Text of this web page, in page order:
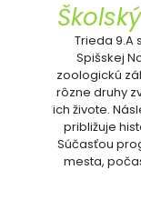
Trieda 9.A
Spišskej
zoologickú
rôzne druhy
ich živote.
približuje
Súčasťou
mesta,